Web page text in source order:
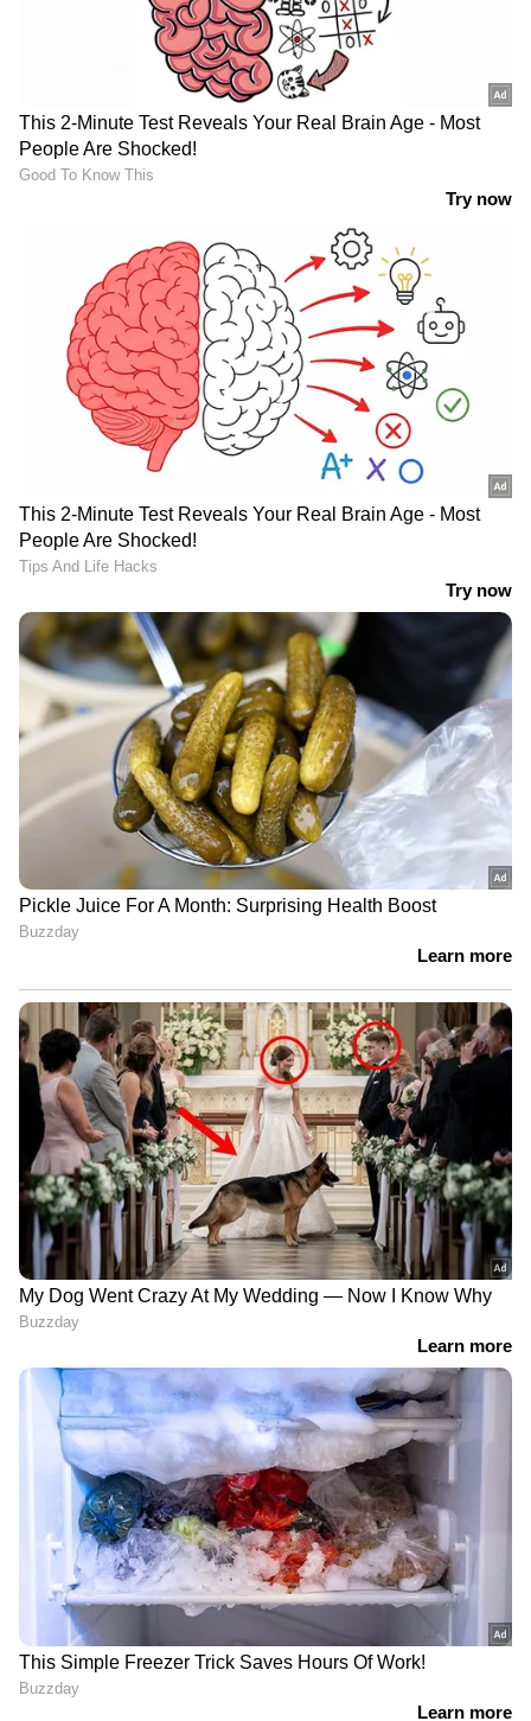
മൂന്ന് മണിക്ക് ഇരുട്ടാകുന്ന ​ഗ്രാമവും
ദുരൂഹതകളും; ദുൽഖർ അവതരിപ്പിക്കുന്ന
പിരീഡ് ത്രില്ലർ 'ക' ട്രെയിലര്‍
ബി​ഗ് ബോസ് സീസൺ ആറ് ഫിനാലെയ്ക്ക്
ഏതാനും ദിവസങ്ങൾക്ക് മുൻപ് ആയിരുന്നു
നോറ ബി​ഗ് ബോസ് ഷോയിൽ നിന്നും എവിക്ട്
ആയത്. എന്നാൽ സീക്രട്ട് റൂമിൽ ആക്കിയ
നോറ വീണ്ടും ഒരാഴ്ച കൂടി ബി​ഗ് ബോസിൽ
നിന്നും. ശേഷം നടന്ന ആദ്യ എവിക്ഷനിൽ
പുറത്താകുകയും ചെയ്തിരുന്നു. ജിന്‍റോ ആണ്
സീസണ്‍ ആറിലെ വിന്നറായത്. അര്‍ജുന്‍ ഫസ്റ്റ്
റണ്ണറായപ്പോള്‍ ജാസ്മിന്‍ ജാഫര്‍ രണ്ടാം
റണ്ണറപ്പായി. അഭിഷേകും ഋഷിയും ആയിരുന്നു
യഥാക്രമം മൂന്നും നാലും റണ്ണറപ്പുകളായി
മാറിയത്.
ഏഷ്യാനെറ്റ് ന്യൂസ് തത്സമയ വാർത്തകൾ
അറിയാം
പയ്യന്നൂരിൽ രാഷ്ട്രീയ പോര്
കനക്കുന്നു; മധുസൂദനന്റെ വക്കീൽ
നോട്ടീസിന് മറുപടി നൽകി വി
കുഞ്ഞികൃഷ്ണൻ